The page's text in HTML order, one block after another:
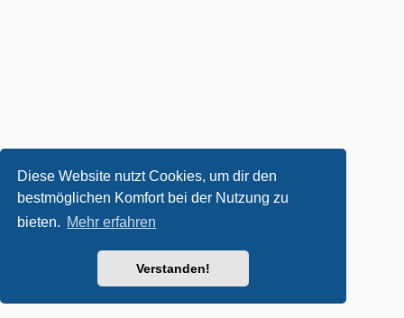
Diese Website nutzt Cookies, um dir den
bestmöglichen Komfort bei der Nutzung zu
bieten. Mehr erfahren
Verstanden!